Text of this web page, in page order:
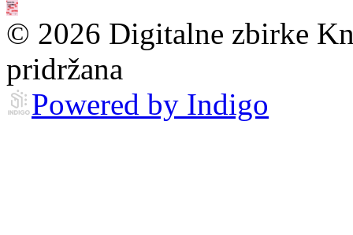
© 2026 Digitalne zbirke
pridržana
Powered by Indigo